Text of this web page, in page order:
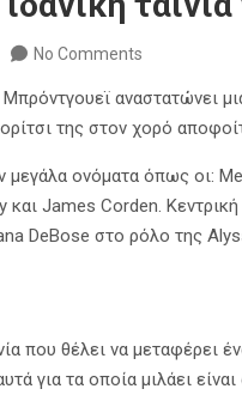
No Comments
αναστατώνει
της στον χορό
μεγάλα ονόματα όπως οι:
και James Corden.
DeBose στο ρόλο της
που θέλει να μεταφέρει
για τα οποία μιλάει